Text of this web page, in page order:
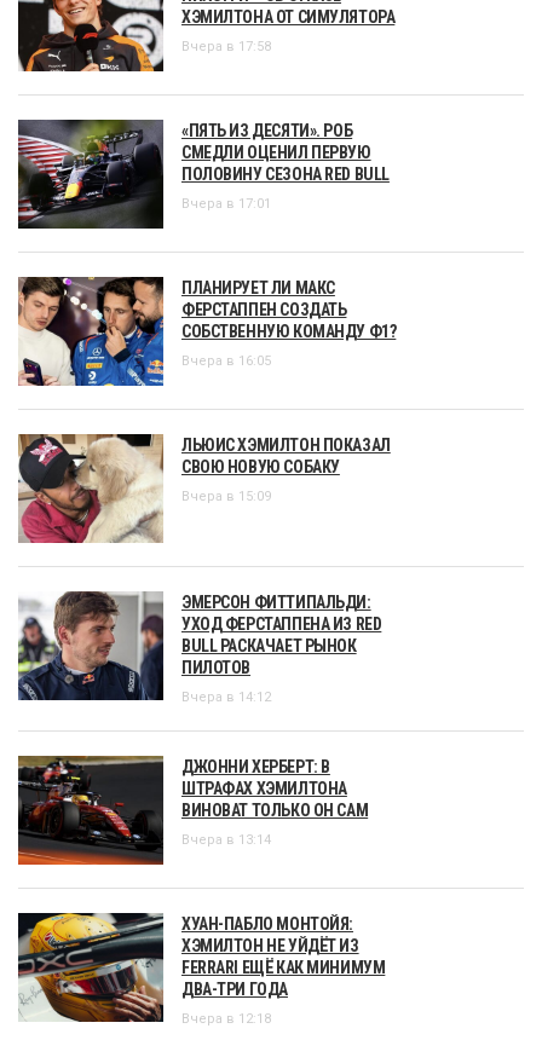
ХЭМИЛТОНА ОТ СИМУЛЯТОРА
Вчера в 17:58
«ПЯТЬ ИЗ ДЕСЯТИ». РОБ
СМЕДЛИ ОЦЕНИЛ ПЕРВУЮ
ПОЛОВИНУ СЕЗОНА RED BULL
Вчера в 17:01
ПЛАНИРУЕТ ЛИ МАКС
ФЕРСТАППЕН СОЗДАТЬ
СОБСТВЕННУЮ КОМАНДУ Ф1?
Вчера в 16:05
ЛЬЮИС ХЭМИЛТОН ПОКАЗАЛ
СВОЮ НОВУЮ СОБАКУ
Вчера в 15:09
ЭМЕРСОН ФИТТИПАЛЬДИ:
УХОД ФЕРСТАППЕНА ИЗ RED
BULL РАСКАЧАЕТ РЫНОК
ПИЛОТОВ
Вчера в 14:12
ДЖОННИ ХЕРБЕРТ: В
ШТРАФАХ ХЭМИЛТОНА
ВИНОВАТ ТОЛЬКО ОН САМ
Вчера в 13:14
ХУАН-ПАБЛО МОНТОЙЯ:
ХЭМИЛТОН НЕ УЙДЁТ ИЗ
FERRARI ЕЩЁ КАК МИНИМУМ
ДВА-ТРИ ГОДА
Вчера в 12:18